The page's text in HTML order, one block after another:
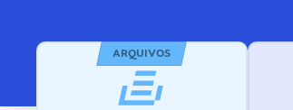
ARQUIVOS